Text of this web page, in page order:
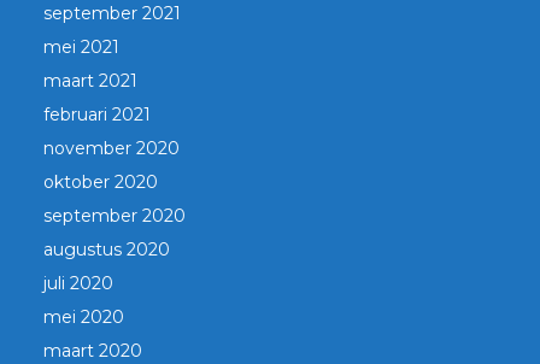
september 2021
mei 2021
maart 2021
februari 2021
november 2020
oktober 2020
september 2020
augustus 2020
juli 2020
mei 2020
maart 2020